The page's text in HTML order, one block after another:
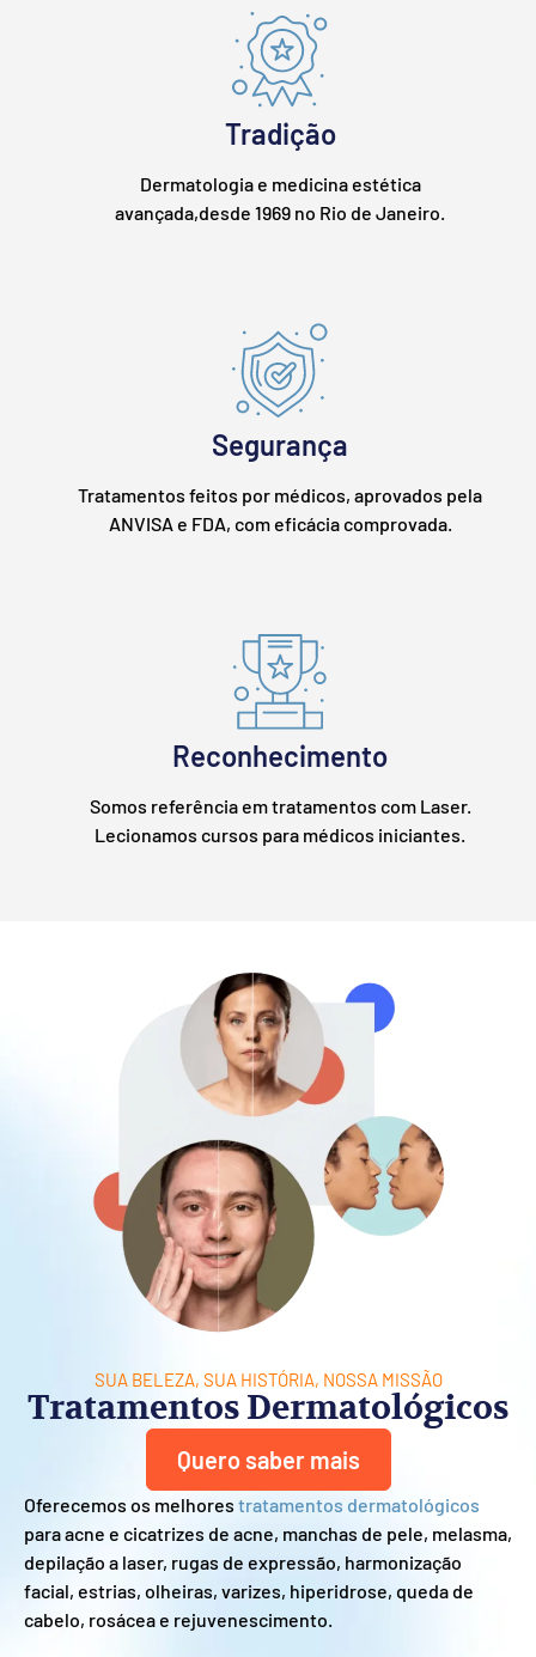
Tradição
Dermatologia e medicina estética
avançada,desde 1969 no Rio de Janeiro.
Segurança
Tratamentos feitos por médicos, aprovados pela
ANVISA e FDA, com eficácia comprovada.
Reconhecimento
Somos referência em tratamentos com Laser.
Lecionamos cursos para médicos iniciantes.
SUA BELEZA, SUA HISTÓRIA, NOSSA MISSÃO
Tratamentos Dermatológicos
Quero saber mais
Oferecemos os melhores tratamentos dermatológicos
para acne e cicatrizes de acne, manchas de pele, melasma,
depilação a laser, rugas de expressão, harmonização
facial, estrias, olheiras, varizes, hiperidrose, queda de
cabelo, rosácea e rejuvenescimento.